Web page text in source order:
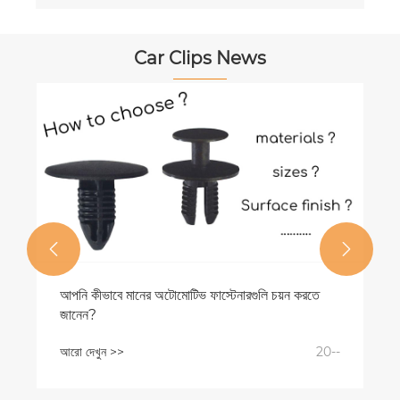
Car Clips News
আসুন এবং কিপির গাড়ি ক্লিপস এবং ফাস্টেনার প্রোডাকশন
কারখানাটি দেখুন
আরো দেখুন >> 20--
 